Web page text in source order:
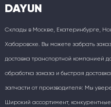
DAYUN
Склады в Москве, Екатеринбурге,
Хабаровске. Вы можете забрать
доставка транспортной компанией
обработка заказа и быстрая
запчасти от производителя: Мы
Широкий ассортимент,